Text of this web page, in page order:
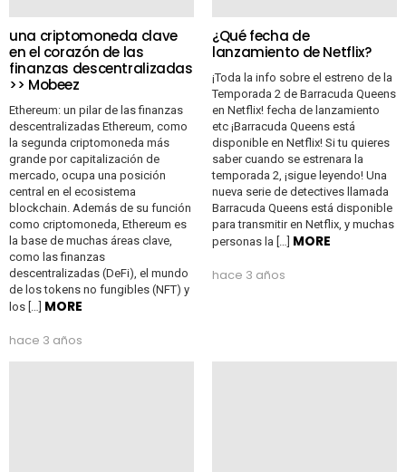
una criptomoneda clave
en el corazón de las
finanzas descentralizadas
>> Mobeez
Ethereum: un pilar de las finanzas
descentralizadas Ethereum, como
la segunda criptomoneda más
grande por capitalización de
mercado, ocupa una posición
central en el ecosistema
blockchain. Además de su función
como criptomoneda, Ethereum es
la base de muchas áreas clave,
como las finanzas
descentralizadas (DeFi), el mundo
de los tokens no fungibles (NFT) y
los […] MORE
hace 3 años
¿Qué fecha de
lanzamiento de Netflix?
¡Toda la info sobre el estreno de la
Temporada 2 de Barracuda Queens
en Netflix! fecha de lanzamiento
etc ¡Barracuda Queens está
disponible en Netflix! Si tu quieres
saber cuando se estrenara la
temporada 2, ¡sigue leyendo! Una
nueva serie de detectives llamada
Barracuda Queens está disponible
para transmitir en Netflix, y muchas
personas la […] MORE
hace 3 años